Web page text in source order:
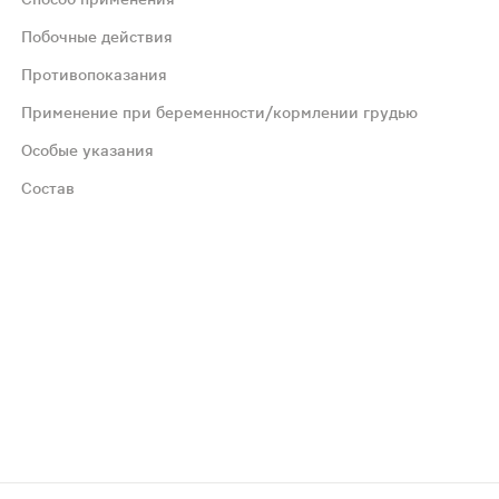
Побочные действия
Противопоказания
Применение при беременности/кормлении грудью
Особые указания
Состав